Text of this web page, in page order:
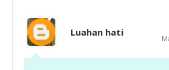
Luahan hati